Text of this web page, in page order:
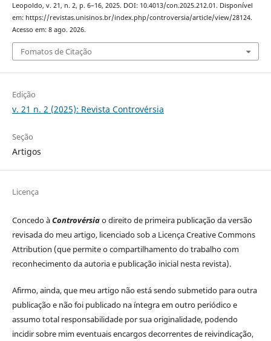
Leopoldo, v. 21, n. 2, p. 6–16, 2025. DOI: 10.4013/con.2025.212.01. Disponível
em: https://revistas.unisinos.br/index.php/controversia/article/view/28124.
Acesso em: 8 ago. 2026.
Fomatos de Citação
Edição
v. 21 n. 2 (2025): Revista Controvérsia
Seção
Artigos
Licença
Concedo àControvérsiao direito de primeira publicação da versão
revisada do meu artigo, licenciado sob a Licença Creative Commons
Attribution (que permite o compartilhamento do trabalho com
reconhecimento da autoria e publicação inicial nesta revista).
Afirmo, ainda, que meu artigo não está sendo submetido para outra
publicação e não foi publicado na íntegra em outro periódico e
assumo total responsabilidade por sua originalidade, podendo
incidir sobre mim eventuais encargos decorrentes de reivindicação,